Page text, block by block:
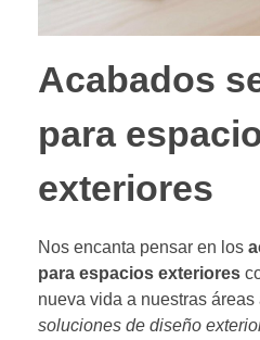
Acabados
para
exteriores
Nos encanta pensar en los
para espacios exteriores
nueva vida a nuestras
soluciones de diseño